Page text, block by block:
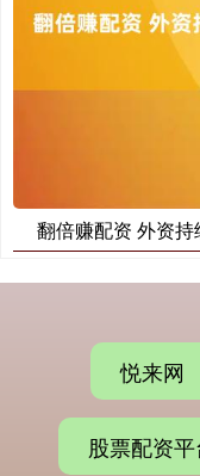
翻倍赚配资 外资持
悦来网
股票配资平